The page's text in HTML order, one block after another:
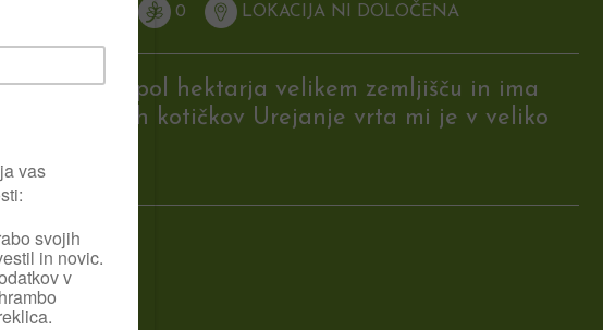
0 LOKACIJA NI DOLOČENA
na pol hektarja velikem zemljišču in ima
in senčnih kotičkov Urejanje vrta mi je v veliko
16. 04. 2008